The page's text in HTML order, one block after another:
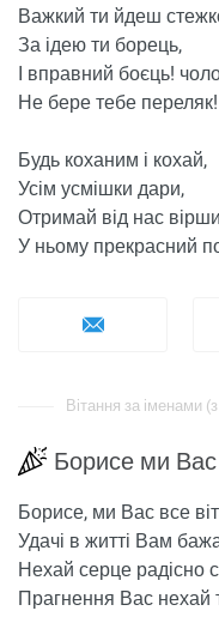
Важкий ти йдеш
За ідею ти борець,
І вправний боєць!
Не бере тебе переляк!
Будь коханим і кохай,
Усім усмішки дари,
Отримай від нас
У ньому прекрасний
Вітання за іменами
Борисе ми Вас
Борисе, ми Вас все
Удачі в житті Вам
Нехай серце радісно
Прагнення Вас нехай